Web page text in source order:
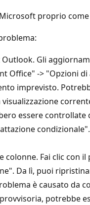
proprio
Gli
Office" -> "Opzioni
imprevisto.
essere
Fai clic con
Da lì, puoi
è causato da
potrebbe